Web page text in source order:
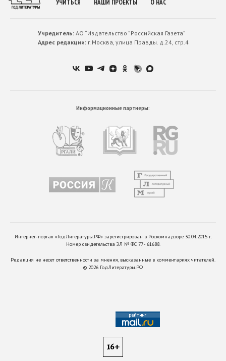
УЧИТЬСЯ
НАШИ ПРОЕКТЫ О НАС
Учредитель:АО “Издательство ”Российская Газета”
Адрес редакции:г.Москва, улица Правды. д.24, стр.4
Информационные партнеры:
Интернет-портал «ГодЛитературы.РФ» зарегистрирован в Роскомнадзоре 30.04.2015 г.
Номер свидетельства ЭЛ № ФС 77 - 61688.
Редакция не несет ответственности за мнения, высказанные в комментариях читателей.
© 2026 ГодЛитературы.РФ
16+